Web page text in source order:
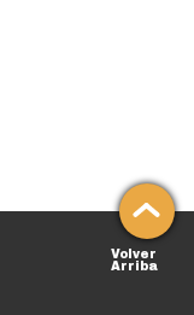
Volver
Arriba